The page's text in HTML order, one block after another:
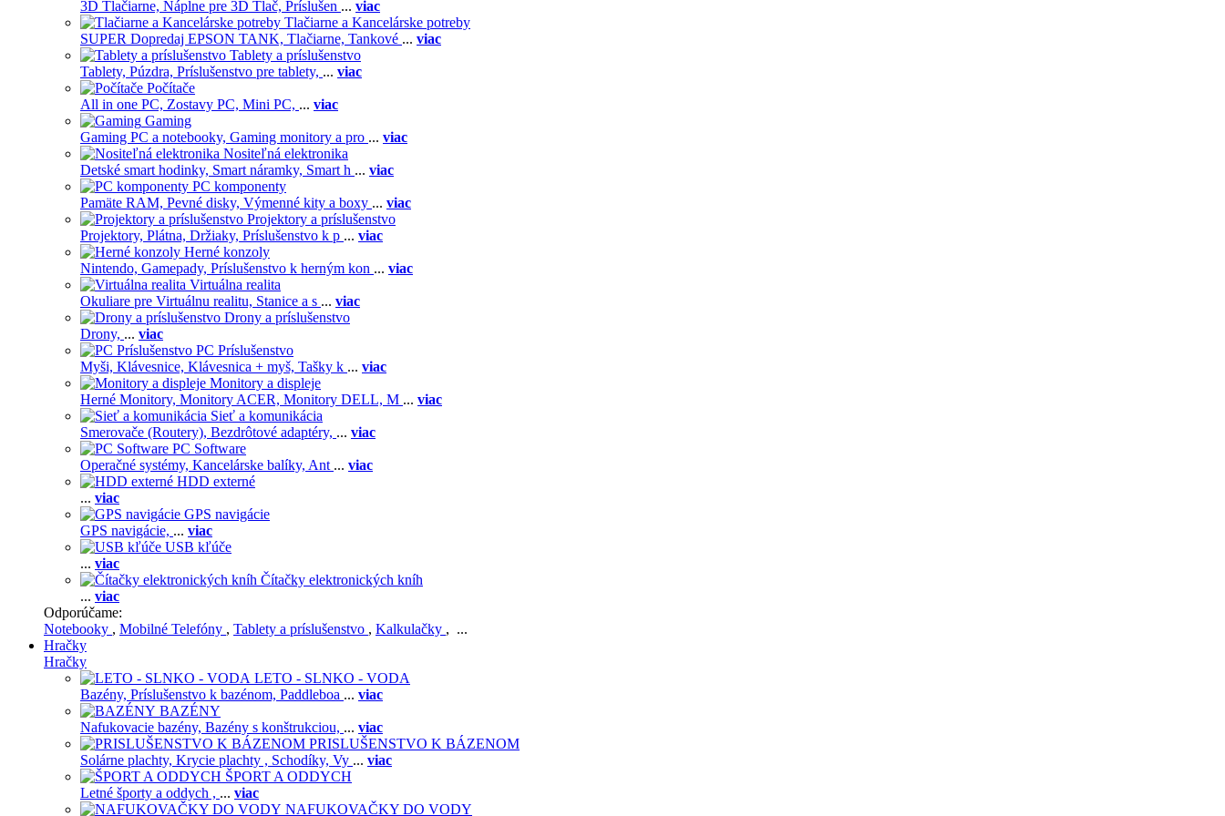
3D Tlačiarne, Náplne pre 3D Tlač, Príslušen ... viac
Tlačiarne a Kancelárske potreby
SUPER Dopredaj EPSON TANK, Tlačiarne, Tankové ... viac
Tablety a príslušenstvo
Tablety, Púzdra, Príslušenstvo pre tablety, ... viac
Počítače
All in one PC, Zostavy PC, Mini PC, ... viac
Gaming
Gaming PC a notebooky, Gaming monitory a pro ... viac
Nositeľná elektronika
Detské smart hodinky, Smart náramky, Smart h ... viac
PC komponenty
Pamäte RAM, Pevné disky, Výmenné kity a boxy ... viac
Projektory a príslušenstvo
Projektory, Plátna, Držiaky, Príslušenstvo k p ... viac
Herné konzoly
Nintendo, Gamepady, Príslušenstvo k herným kon ... viac
Virtuálna realita
Okuliare pre Virtuálnu realitu, Stanice a s ... viac
Drony a príslušenstvo
Drony, ... viac
PC Príslušenstvo
Myši, Klávesnice, Klávesnica + myš, Tašky k ... viac
Monitory a displeje
Herné Monitory, Monitory ACER, Monitory DELL, M ... viac
Sieť a komunikácia
Smerovače (Routery), Bezdrôtové adaptéry, ... viac
PC Software
Operačné systémy, Kancelárske balíky, Ant ... viac
HDD externé
... viac
GPS navigácie
GPS navigácie, ... viac
USB kľúče
... viac
Čítačky elektronických kníh
... viac
Odporúčame:
Notebooky , Mobilné Telefóny , Tablety a príslušenstvo , Kalkulačky , ...
Hračky
Hračky
LETO - SLNKO - VODA
Bazény, Príslušenstvo k bazénom, Paddleboa ... viac
BAZÉNY
Nafukovacie bazény, Bazény s konštrukciou, ... viac
PRISLUŠENSTVO K BÁZENOM
Solárne plachty, Krycie plachty , Schodíky, Vy ... viac
ŠPORT A ODDYCH
Letné športy a oddych , ... viac
NAFUKOVAČKY DO VODY